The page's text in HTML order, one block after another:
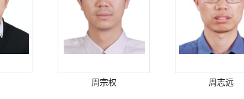
周宗权 周志远